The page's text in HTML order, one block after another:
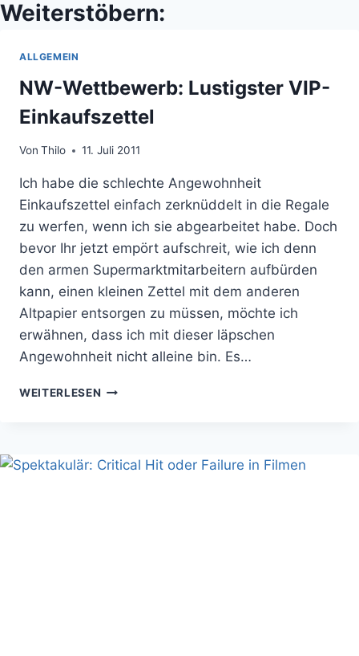
Weiterstöbern:
ALLGEMEIN
NW-Wettbewerb: Lustigster VIP-
Einkaufszettel
Von Thilo 11. Juli 2011
Ich habe die schlechte Angewohnheit
Einkaufszettel einfach zerknüddelt in die Regale
zu werfen, wenn ich sie abgearbeitet habe. Doch
bevor Ihr jetzt empört aufschreit, wie ich denn
den armen Supermarktmitarbeitern aufbürden
kann, einen kleinen Zettel mit dem anderen
Altpapier entsorgen zu müssen, möchte ich
erwähnen, dass ich mit dieser läpschen
Angewohnheit nicht alleine bin. Es…
WEITERLESEN NW-